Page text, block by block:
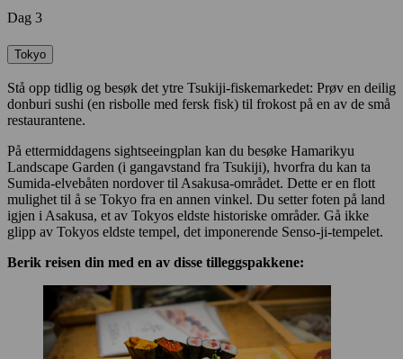
Dag 3
Tokyo
Stå opp tidlig og besøk det ytre Tsukiji-fiskemarkedet: Prøv en deilig
donburi sushi (en risbolle med fersk fisk) til frokost på en av de små
restaurantene.
På ettermiddagens sightseeingplan kan du besøke Hamarikyu
Landscape Garden (i gangavstand fra Tsukiji), hvorfra du kan ta
Sumida-elvebåten nordover til Asakusa-området. Dette er en flott
mulighet til å se Tokyo fra en annen vinkel. Du setter foten på land
igjen i Asakusa, et av Tokyos eldste historiske områder. Gå ikke
glipp av Tokyos eldste tempel, det imponerende Senso-ji-tempelet.
Berik reisen din med en av disse tilleggspakkene: